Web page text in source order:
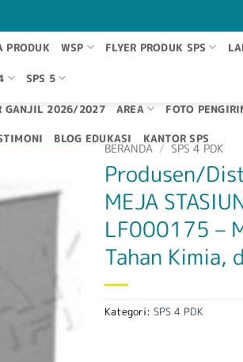
PRODUK WSP FLYER PRODUK SPS
SPS 5
GANJIL 2026/2027 AREA FOTO
BLOG EDUKASI KANTOR SPS
BERANDA / SPS 4 PDK
Produsen/
MEJA
LF000175 –
Tahan Kimia,
Kategori: SPS 4 PDK